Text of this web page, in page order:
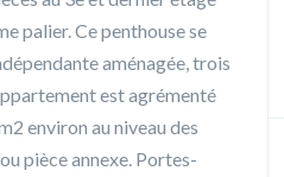
palier. Ce penthouse se
aménagée, trois
est agrémenté
environ au niveau des
pièce annexe. Portes-